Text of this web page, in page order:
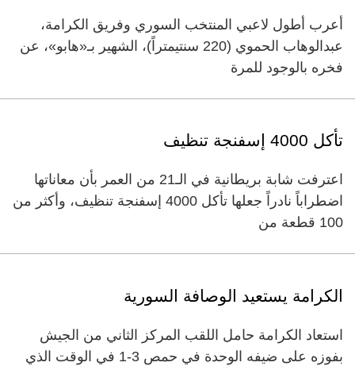
أعرب أطول لاعبي المنتخب السوري وفريق الكرامة،
عبدالوهاب الحموي (220 سنتيمتراً)، الشهير بـ«هابو»، عن
فخره بالوجود للمرة
تأكل 4000 إسفنجة تنظيف
اعترفت شابة بريطانية في الـ21 من العمر بأن معاناتها
اضطراباً نادراً جعلها تأكل 4000 إسفنجة تنظيف، وأكثر من
100 قطعة من
الكرامة يستعيد الوصافة السورية
استعاد الكرامة حامل اللقب المركز الثاني من الجيش
بفوزه على ضيفه الوحدة في حمص 3-1 في الوقت الذي